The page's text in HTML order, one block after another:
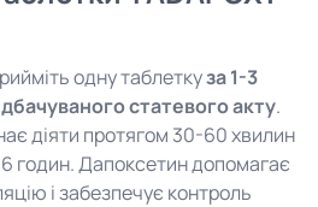
одну таблеткуза 1-3
статевого акту.
діяти протягом 30-60 хвилин
годин. Дапоксетин допомагає
і забезпечує контроль